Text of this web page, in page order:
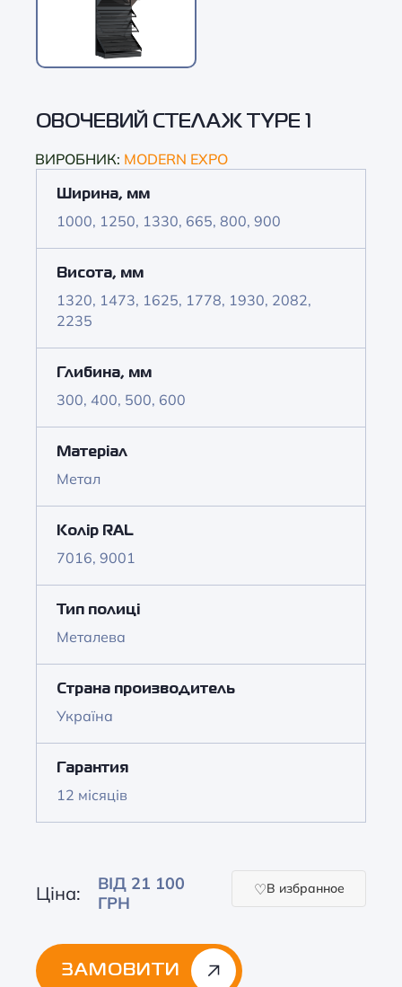
ОВОЧЕВИЙ СТЕЛАЖ TYPE 1
ВИРОБНИК: MODERN EXPO
Ширина, мм
1000, 1250, 1330, 665, 800, 900
Висота, мм
1320, 1473, 1625, 1778, 1930, 2082,
2235
Глибина, мм
300, 400, 500, 600
Матеріал
Метал
Колір RAL
7016, 9001
Тип полиці
Металева
Страна производитель
Україна
Гарантия
12 місяців
Ціна:
ВІД 21 100
ГРН
В избранное
ЗАМОВИТИ